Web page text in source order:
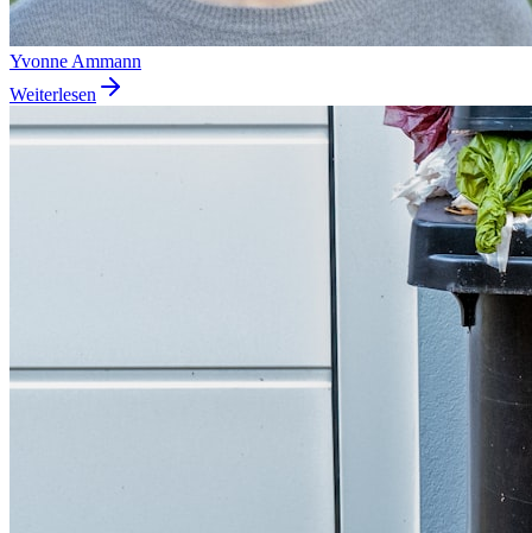
Yvonne Ammann
Weiterlesen